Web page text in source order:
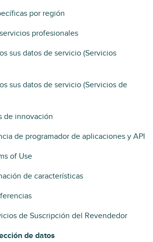
por región
profesionales
sus datos de servicio (Servicios
sus datos de servicio (Servicios de
de innovación
de programador de aplicaciones y API
of Use
de características
de Suscripción del Revendedor
de datos